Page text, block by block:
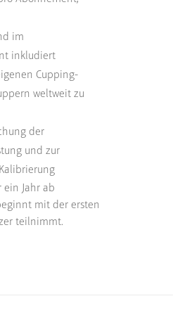
im
inkludiert
Cupping-
weltweit zu
der
und zur
ein Jahr ab
mit der ersten
teilnimmt.